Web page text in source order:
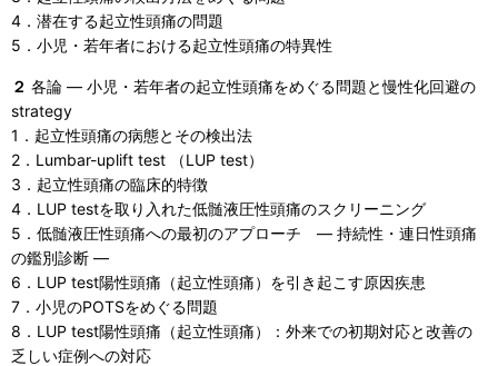
4．潜在する起立性頭痛の問題
5．小児・若年者における起立性頭痛の特異性
２ 各論 ― 小児・若年者の起立性頭痛をめぐる問題と慢性化回避の
strategy
1．起立性頭痛の病態とその検出法
2．Lumbar-uplift test （LUP test）
3．起立性頭痛の臨床的特徴
4．LUP testを取り入れた低髄液圧性頭痛のスクリーニング
5．低髄液圧性頭痛への最初のアプローチ ― 持続性・連日性頭痛
の鑑別診断 ―
6．LUP test陽性頭痛（起立性頭痛）を引き起こす原因疾患
7．小児のPOTSをめぐる問題
8．LUP test陽性頭痛（起立性頭痛）：外来での初期対応と改善の
乏しい症例への対応